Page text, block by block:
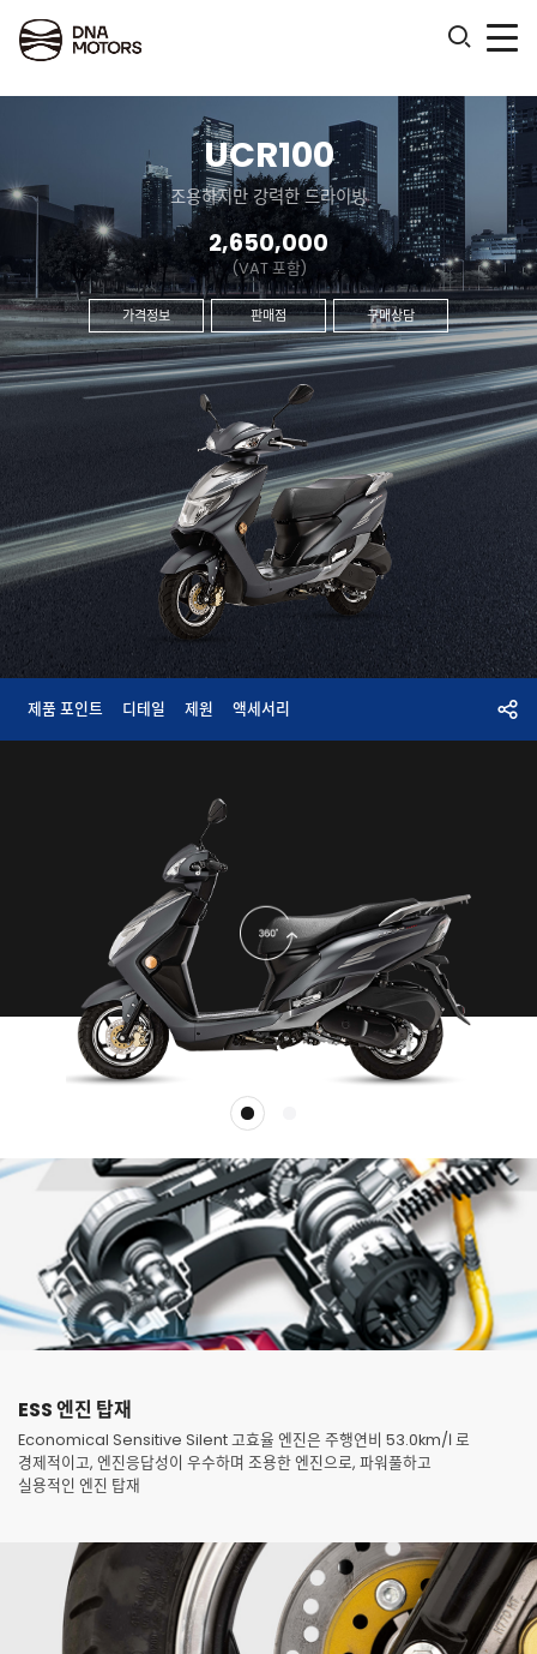
UCR100
조용하지만 강력한 드라이빙
2,650,000
(VAT 포함)
가격정보 판매점 구매상담
제품 포인트 디테일 제원 액세서리
ESS 엔진 탑재
Economical Sensitive Silent 고효율 엔진은 주행연비 53.0km/ℓ 로
경제적이고, 엔진응답성이 우수하며 조용한 엔진으로, 파워풀하고
실용적인 엔진 탑재